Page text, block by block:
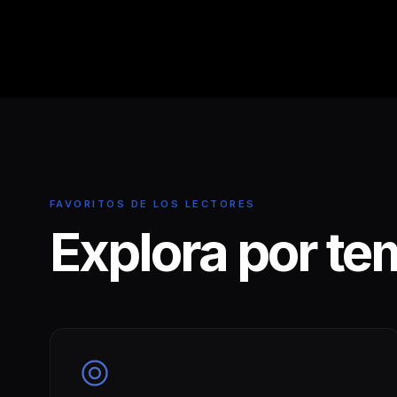
FAVORITOS DE LOS LECTORES
Explora por